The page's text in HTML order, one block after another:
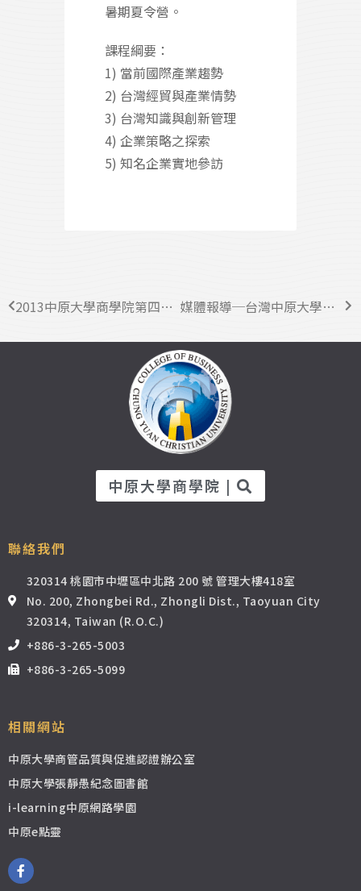
暑期夏令營。
課程綱要：
1) 當前國際產業趨勢
2) 台灣經貿與產業情勢
3) 台灣知識與創新管理
4) 企業策略之探索
5) 知名企業實地參訪
2013中原大學商學院第四屆「商業營」開跑囉，歡迎商學院學生踴躍報名參加！ 媒體報導─台灣中原大學來訪北京航空航天大學
中原大學商學院 |
聯絡我們
320314 桃園市中壢區中北路 200 號 管理大樓418室
No. 200, Zhongbei Rd., Zhongli Dist., Taoyuan City
320314, Taiwan (R.O.C.)
+886-3-265-5003
+886-3-265-5099
相關網站
中原大學商管品質與促進認證辦公室
中原大學張靜愚紀念圖書館
i-learning中原網路學園
中原e點靈